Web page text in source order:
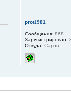
prot1981
Сообщения: 868
Зарегистрирован:
Откуда: Саров